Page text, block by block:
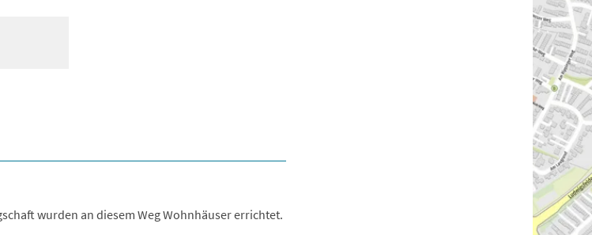
wurden an diesem Weg Wohnhäuser errichtet.